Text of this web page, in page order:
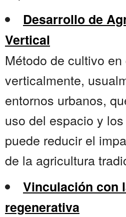
Desarrollo de
Vertical
Método de cultivo
verticalmente,
entornos urbanos,
uso del espacio y
puede reducir el
de la agricultura
Vinculación con
regenerativa